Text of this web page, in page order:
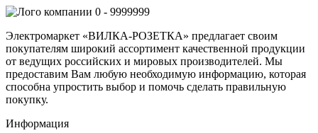
0 - 9999999
Электромаркет «ВИЛКА-РОЗЕТКА» предлагает своим
покупателям широкий ассортимент качественной продукции
от ведущих российских и мировых производителей. Мы
предоставим Вам любую необходимую информацию, которая
способна упростить выбор и помочь сделать правильную
покупку.
Информация